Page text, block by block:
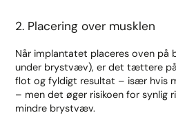
2. Placering over musklen
Når implantatet placeres oven på
under brystvæv), er det tættere på
flot og fyldigt resultat – især hvis
– men det øger risikoen for synlig
mindre brystvæv.